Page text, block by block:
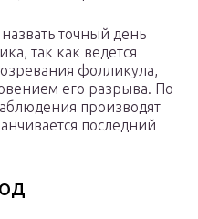
точный день
так как ведется
фолликула,
его разрыва. По
производят
последний